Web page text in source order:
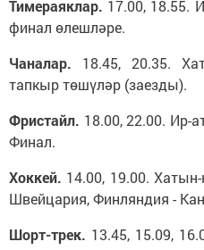
Тимераяклар. 17.00, 18.55.
финал өлешләре.
Чаналар. 18.45, 20.35.
тапкыр төшүләр (заезды).
Фристайл. 18.00, 22.00. Ир-
Финал.
Хоккей. 14.00, 19.00.
Швейцария, Финляндия -
Шорт-трек. 13.45, 15.09,